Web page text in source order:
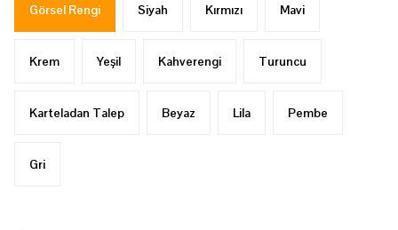
Görsel Rengi Siyah Kırmızı Mavi
Krem Yeşil Kahverengi Turuncu
Karteladan Talep Beyaz Lila Pembe
Gri